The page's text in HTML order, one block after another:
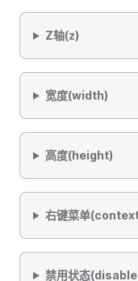
Z轴(z)
宽度(width)
高度(height)
右键菜单
禁用状态